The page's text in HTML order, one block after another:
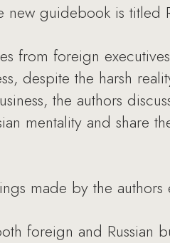
new guidebook is titled
from foreign
despite the harsh
the authors
mentality and share
made by the
foreign and Russian